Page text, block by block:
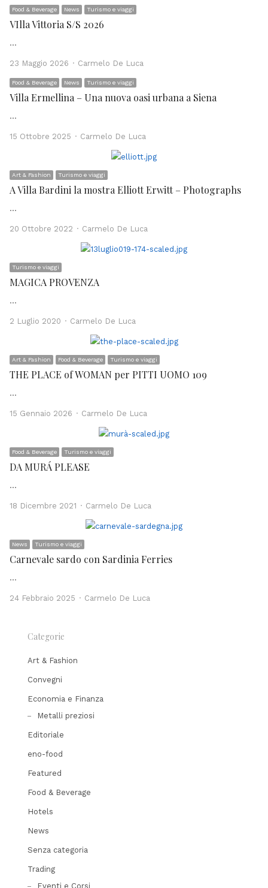
Food & Beverage News Turismo e viaggi
VIlla Vittoria S/S 2026
…
23 Maggio 2026 Author
Carmelo De Luca
Food & Beverage News Turismo e viaggi
Villa Ermellina – Una nuova oasi urbana a Siena
…
15 Ottobre 2025 Author
Carmelo De Luca
Art & Fashion Turismo e viaggi
A Villa Bardini la mostra Elliott Erwitt – Photographs
…
20 Ottobre 2022 Author
Carmelo De Luca
Turismo e viaggi
MAGICA PROVENZA
…
2 Luglio 2020 Author
Carmelo De Luca
Art & Fashion Food & Beverage Turismo e viaggi
THE PLACE of WOMAN per PITTI UOMO 109
…
15 Gennaio 2026 Author
Carmelo De Luca
Food & Beverage Turismo e viaggi
DA MURÁ PLEASE
…
18 Dicembre 2021 Author
Carmelo De Luca
News Turismo e viaggi
Carnevale sardo con Sardinia Ferries
…
24 Febbraio 2025 Author
Carmelo De Luca
Categorie
Art & Fashion
Convegni
Economia e Finanza
Metalli preziosi
Editoriale
eno-food
Featured
Food & Beverage
Hotels
News
Senza categoria
Trading
Eventi e Corsi